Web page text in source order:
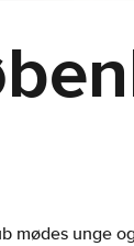
mødes unge